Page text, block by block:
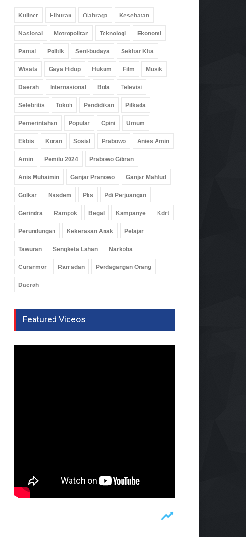
Pemberdayaan Keluarga, PKK
Pemerintahan
Kuliner Hiburan Olahraga Kesehatan
Nasional Metropolitan Teknologi Ekonomi
Pantai Politik Seni-budaya Sekitar Kita
Wisata Gaya Hidup Hukum Film Musik
Daerah Internasional Bola Televisi
Selebritis Tokoh Pendidikan Pilkada
Pemerintahan Popular Opini Umum
Ekbis Koran Sosial Prabowo Anies Amin
Amin Pemilu 2024 Prabowo Gibran
Anis Muhaimin Ganjar Pranowo Ganjar Mahfud
Golkar Nasdem Pks Pdi Perjuangan
Gerindra Rampok Begal Kampanye Kdrt
Perundungan Kekerasan Anak Pelajar
Tawuran Sengketa Lahan Narkoba
Curanmor Ramadan Perdagangan Orang
Daerah
Featured Videos